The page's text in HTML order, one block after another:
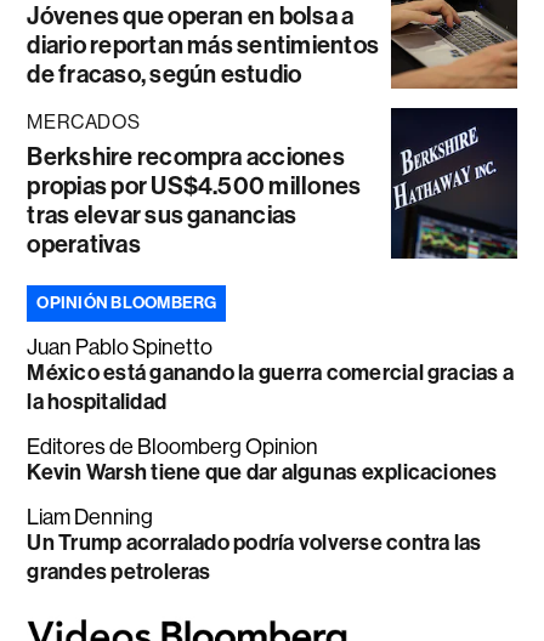
Jóvenes que operan en bolsa a
diario reportan más sentimientos
de fracaso, según estudio
MERCADOS
Berkshire recompra acciones
propias por US$4.500 millones
tras elevar sus ganancias
operativas
OPINIÓN BLOOMBERG
Juan Pablo Spinetto
México está ganando la guerra comercial gracias a
la hospitalidad
Editores de Bloomberg Opinion
Kevin Warsh tiene que dar algunas explicaciones
Liam Denning
Un Trump acorralado podría volverse contra las
grandes petroleras